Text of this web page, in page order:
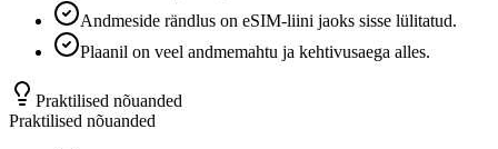
Andmeside rändlus on eSIM-liini jaoks sisse lülitatud.
Plaanil on veel andmemahtu ja kehtivusaega alles.
Praktilised nõuanded
Praktilised nõuanded